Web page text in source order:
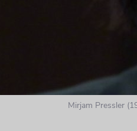
Mirjam Pressler